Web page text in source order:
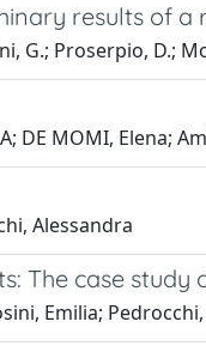
results of
Proserpio, D.;
DE MOMI, Elena;
Alessandra
The case
Emilia;